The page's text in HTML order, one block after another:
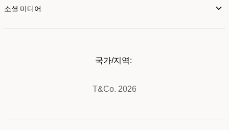
소셜 미디어
T&Co. 2026
국가/지역: